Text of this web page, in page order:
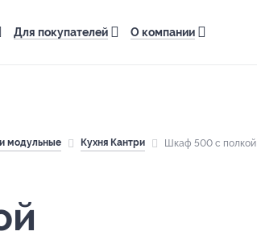
Для покупателей О компании
модульные Кухня Кантри Шкаф 500 с полкой